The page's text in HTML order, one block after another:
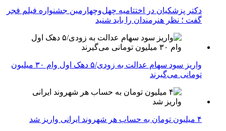
دکتر پزشکیان در اختتامیه چهل‌وچهارمین جشنواره فیلم فجر
گفت ؛ نظر هنرمندان را باید شنید
واریز سود سهام عدالت به زودی/۵ دهک اول وام ۳۰ میلیون
تومانی می‌گیرند
۴ میلیون تومان به حساب هر شهروند ایرانی واریز شد